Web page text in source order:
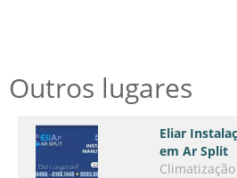
Outros lugares
Eliar
em Ar Split
Climatização